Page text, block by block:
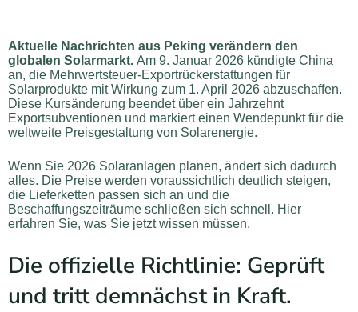
Aktuelle Nachrichten aus Peking verändern den
globalen Solarmarkt. Am 9. Januar 2026 kündigte China
an, die Mehrwertsteuer-Exportrückerstattungen für
Solarprodukte mit Wirkung zum 1. April 2026 abzuschaffen.
Diese Kursänderung beendet über ein Jahrzehnt
Exportsubventionen und markiert einen Wendepunkt für die
weltweite Preisgestaltung von Solarenergie.
Wenn Sie 2026 Solaranlagen planen, ändert sich dadurch
alles. Die Preise werden voraussichtlich deutlich steigen,
die Lieferketten passen sich an und die
Beschaffungszeiträume schließen sich schnell. Hier
erfahren Sie, was Sie jetzt wissen müssen.
Die offizielle Richtlinie: Geprüft
und tritt demnächst in Kraft.